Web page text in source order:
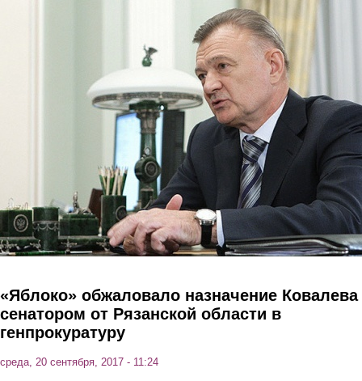
«Яблоко» обжаловало назначение Ковалева
сенатором от Рязанской области в
генпрокуратуру
среда, 20 сентября, 2017 - 11:24